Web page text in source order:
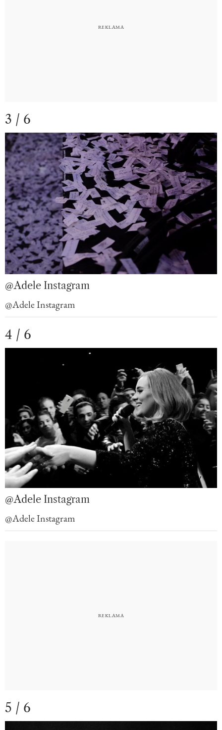
3 / 6
@Adele Instagram
@Adele Instagram
4 / 6
@Adele Instagram
@Adele Instagram
5 / 6